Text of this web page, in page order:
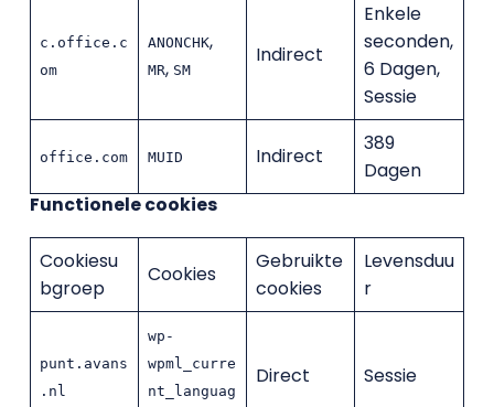
c.office.c
om
ANONCHK,
MR, SM
Indirect
Enkele
seconden,
6 Dagen,
Sessie
office.com MUID Indirect
389
Dagen
Functionele cookies
Cookiesu
bgroep
Cookies
Gebruikte
cookies
Levensduu
r
punt.avans
.nl
wp-
wpml_curre
nt_languag
Direct Sessie